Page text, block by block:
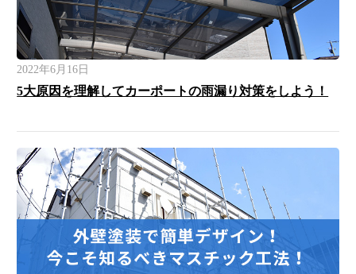
2022年6月16日
5大原因を理解してカーポートの雨漏り対策をしよう！